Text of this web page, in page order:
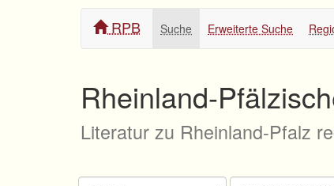
RPB Suche Erweiterte Suche
Rheinland-
Literatur zu Rheinland-Pfalz